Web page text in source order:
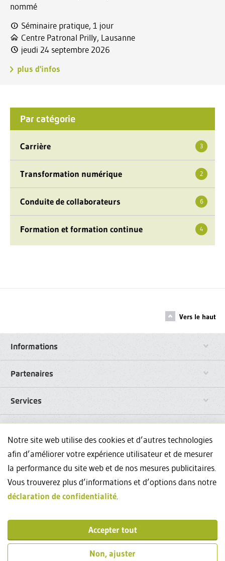
nommé
Séminaire pratique, 1 jour
Centre Patronal Prilly, Lausanne
jeudi 24 septembre 2026
plus d'infos
Par catégorie
Carrière 3
Transformation numérique 2
Conduite de collaborateurs 6
Formation et formation continue 4
Vers le haut
Informations
Partenaires
Services
Réseaux sociaux
Avez-vous des questions sur nos formations continues? Nous
sommes à votre disposition au +41444348835 et
Contact
© 2026 WEKA Business Media SA, Zurich
Notre site web utilise des cookies et d’autres technologies
afin d’améliorer votre expérience utilisateur et de mesurer
la performance du site web et de nos mesures publicitaires.
Vous trouverez plus d’informations et d’options dans notre
déclaration de confidentialité
Accepter tout
Non, ajuster